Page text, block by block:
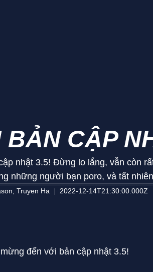
BẢN CẬP
nhật 3.5! Đừng lo lắng, vẫn còn
những người bạn poro, và tất
Truyen Ha 2022-12-14T21:30:00.000Z
đến với bản cập nhật 3.5!